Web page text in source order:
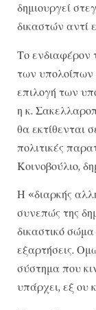
δημιουργεί
δικαστών αντί
Το ενδιαφέρον
των υπολοίπων
επιλογή των
η κ.
θα εκτίθενται
πολιτικές
Κοινοβούλιο,
Η «διαρκής
συνεπώς της
δικαστικό
εξαρτήσεις.
σύστημα που
υπάρχει, εξ ου